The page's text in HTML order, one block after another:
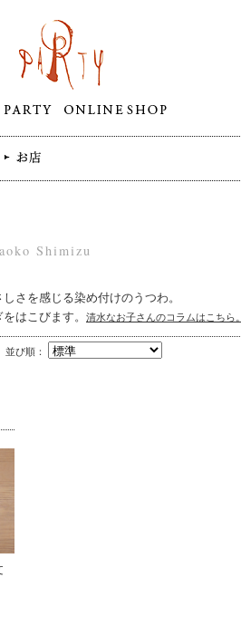
Shimizu
さを感じる染め付けのうつわ。
はこびます。
清水なお子さんのコラムはこちら。
並び順：